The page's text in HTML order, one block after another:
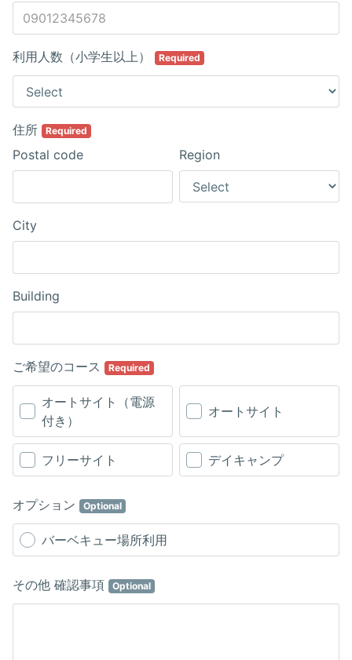
利用人数（小学生以上） Required
住所 Required
Postal code Region
City
Building
ご希望のコース Required
オートサイト（電源
付き）
オートサイト
フリーサイト デイキャンプ
オプション Optional
バーベキュー場所利用
その他 確認事項 Optional